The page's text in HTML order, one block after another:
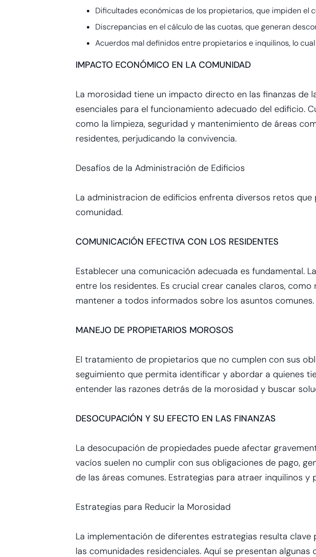
Dificultades económicas de los propietarios, que impiden el
Discrepancias en el cálculo de las cuotas, que generan
Acuerdos mal definidos entre propietarios e inquilinos, lo
IMPACTO ECONÓMICO EN LA COMUNIDAD
La morosidad tiene un impacto directo en las finanzas
esenciales para el funcionamiento adecuado del edificio.
como la limpieza, seguridad y mantenimiento de áreas
residentes, perjudicando la convivencia.
Desafíos de la Administración de Edificios
La administracion de edificios enfrenta diversos retos que
comunidad.
COMUNICACIÓN EFECTIVA CON LOS RESIDENTES
Establecer una comunicación adecuada es fundamental.
entre los residentes. Es crucial crear canales claros,
mantener a todos informados sobre los asuntos comunes.
MANEJO DE PROPIETARIOS MOROSOS
El tratamiento de propietarios que no cumplen con sus
seguimiento que permita identificar y abordar a quienes
entender las razones detrás de la morosidad y buscar
DESOCUPACIÓN Y SU EFECTO EN LAS FINANZAS
La desocupación de propiedades puede afectar
vacíos suelen no cumplir con sus obligaciones de pago,
de las áreas comunes. Estrategias para atraer inquilinos
Estrategias para Reducir la Morosidad
La implementación de diferentes estrategias resulta
las comunidades residenciales. Aquí se presentan